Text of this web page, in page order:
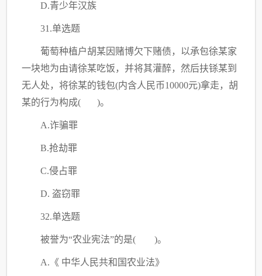
D.青少年汉族
31.单选题
葡萄种植户胡某因赌博欠下赌债，以承包徐某家
一块地为由请徐某吃饭，并将其灌醉，然后扶铩某到
无人处，将徐某的钱包(内含人民币10000元)拿走，胡
某的行为构成( )。
A.诈骗罪
B.抢劫罪
C.侵占罪
D. 盗窃罪
32.单选题
被誉为“农业宪法”的是( )。
A.《 中华人民共和国农业法》